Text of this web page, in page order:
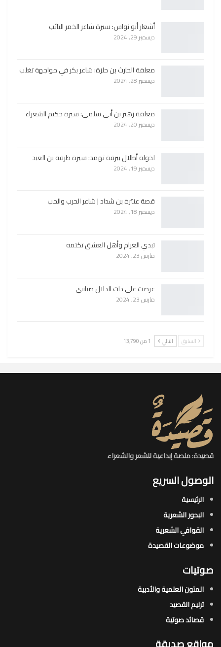
أشعار أبو نواس: سيرة شاعر الخمر التائب
ديسمبر 29, 2024
معلقة الحارث بن حلزة: شاعر بكر في مواجهة تغلب
ديسمبر 28, 2024
معلقة زهير بن أبي سلمى: سيرة حكيم الشعراء
ديسمبر 20, 2024
لخولة أطلال ببرقة ثهمد: سيرة طرفة بن العبد
ديسمبر 19, 2024
قصة عنترة بن شداد | شاعر الحرب والحب
ديسمبر 18, 2024
تبدي الغرام وأهل العشق تكتمه
مارس 23, 2024
عرضت على ذات الدلال صبابتي
مارس 23, 2024
السابق التالي 1 من 13٬790
قصيدة: منصة إبداعية للشعر والشعراء
الوصول السريع
الرئيسية
البحور الشعرية​
القوافي الشعرية​
موضوعات القصيدة​
صوتيات
المتون العلمية والأدبية
ترنيم القصيد
قصائد صوتية